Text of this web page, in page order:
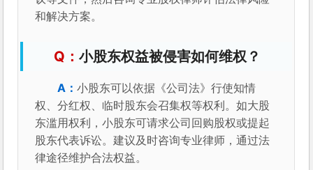
和解决方案。
小股东权益被侵害如何维权？
小股东可以依据《公司法》行使知情
权、分红权、临时股东会召集权等权利。如大股
东滥用权利，小股东可请求公司回购股权或提起
股东代表诉讼。建议及时咨询专业律师，通过法
律途径维护合法权益。